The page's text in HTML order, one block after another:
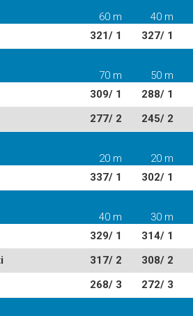
60 m 40 m
321/ 1 327/ 1
70 m 50 m
309/ 1 288/ 1
277/ 2 245/ 2
20 m 20 m
337/ 1 302/ 1
40 m 30 m
329/ 1 314/ 1
317/ 2 308/ 2
268/ 3 272/ 3